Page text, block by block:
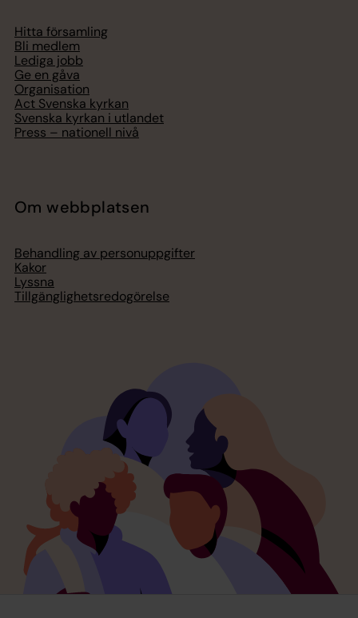
Hitta församling
Bli medlem
Lediga jobb
Ge en gåva
Organisation
Act Svenska kyrkan
Svenska kyrkan i utlandet
Press – nationell nivå
Om webbplatsen
Behandling av personuppgifter
Kakor
Lyssna
Tillgänglighetsredogörelse